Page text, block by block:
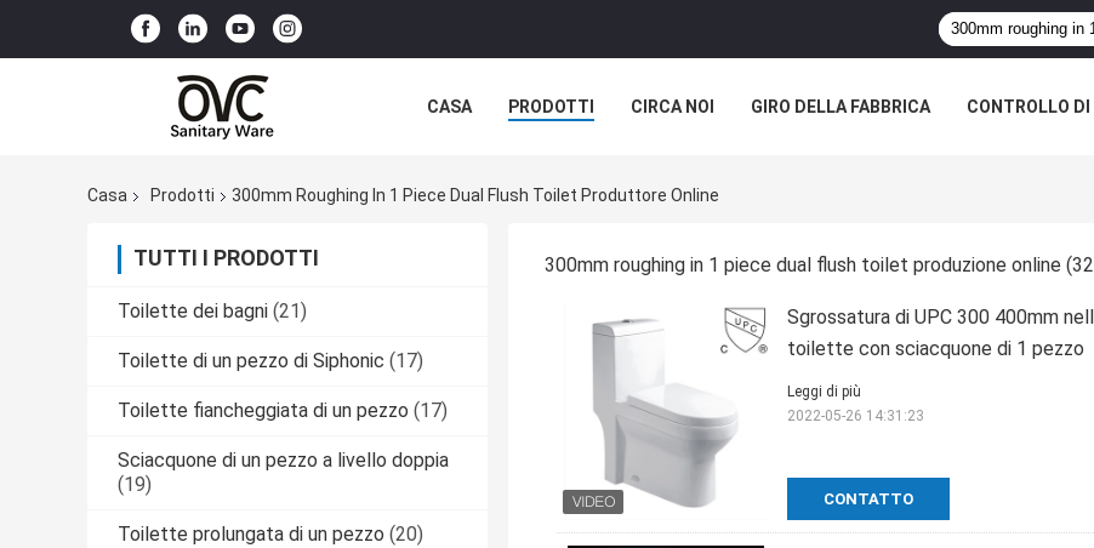
CASA PRODOTTI CIRCA NOI GIRO DELLA FABBRICA CONTROLLO
Casa Prodotti 300mm Roughing In 1 Piece Dual Flush Toilet Produttore Online
TUTTI I PRODOTTI
Toilette dei bagni (21)
Toilette di un pezzo di Siphonic (17)
Toilette fiancheggiata di un pezzo (17)
Sciacquone di un pezzo a livello doppia
(19)
Toilette prolungata di un pezzo (20)
300mm roughing in 1 piece dual flush toilet produzione online
Sgrossatura di UPC 300 400mm
toilette con sciacquone di 1 pezzo
CONTATTO
Leggi di più
2022-05-26 14:31:23